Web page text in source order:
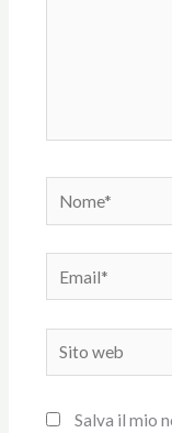
Nome*
Email*
Sito
web
Salva il mio